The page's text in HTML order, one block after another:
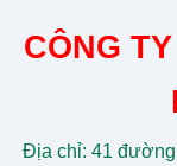
CÔNG
Địa chỉ: 41 đường